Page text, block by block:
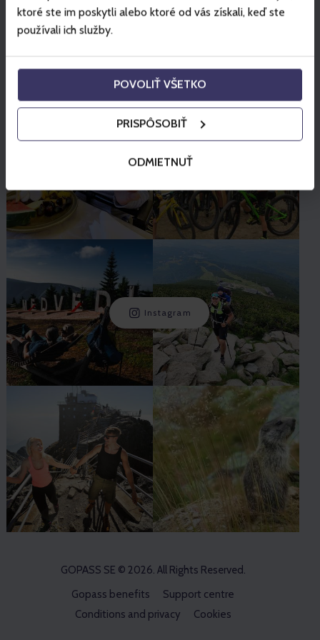
ktoré ste im poskytli alebo ktoré od vás získali, keď ste
používali ich služby.
POVOLIŤ VŠETKO
PRISPÔSOBIŤ
ODMIETNUŤ
Instagram
GOPASS SE © 2026. All Rights Reserved.
Gopass benefits
Support centre
Conditions and privacy
Cookies